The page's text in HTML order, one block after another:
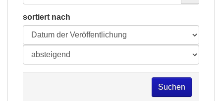
sortiert nach
Suchen